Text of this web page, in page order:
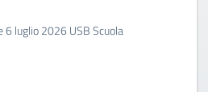
6 luglio 2026 USB Scuola